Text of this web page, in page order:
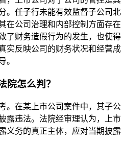
。任子行未能有效监督子公司北
在公司治理和内部控制方面存在
了财务造假行为的发生，也使得
实反映公司的财务状况和经营成
。
院怎么判？
。在某上市公司案件中，其子公
露违法。法院经审理认为，上市
义务的真正主体，应对当期披露